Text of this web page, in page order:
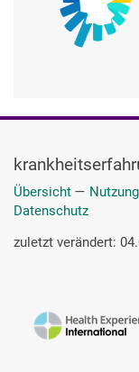
Übersicht —
Datenschutz
zuletzt verändert: